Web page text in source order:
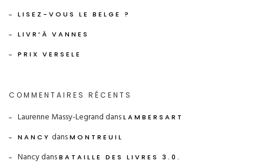
LISEZ-VOUS LE BELGE ?
LIVR’À VANNES
PRIX VERSELE
COMMENTAIRES RÉCENTS
Laurenne Massy-LegranddansLAMBERSART
NANCY dansMONTREUIL
NancydansBATAILLE DES LIVRES 3.0.